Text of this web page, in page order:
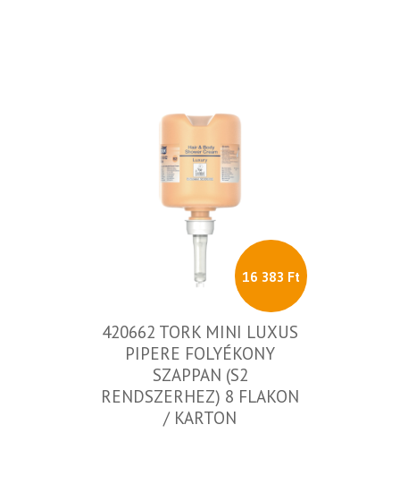
16 383 Ft
420662 TORK MINI LUXUS
PIPERE FOLYÉKONY
SZAPPAN (S2
RENDSZERHEZ) 8 FLAKON
/ KARTON